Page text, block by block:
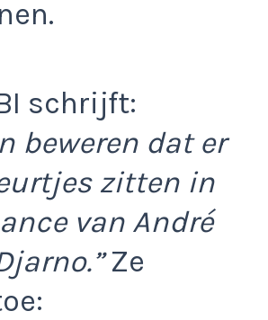
schrijft:
beweren dat er
zitten in
van André
Ze